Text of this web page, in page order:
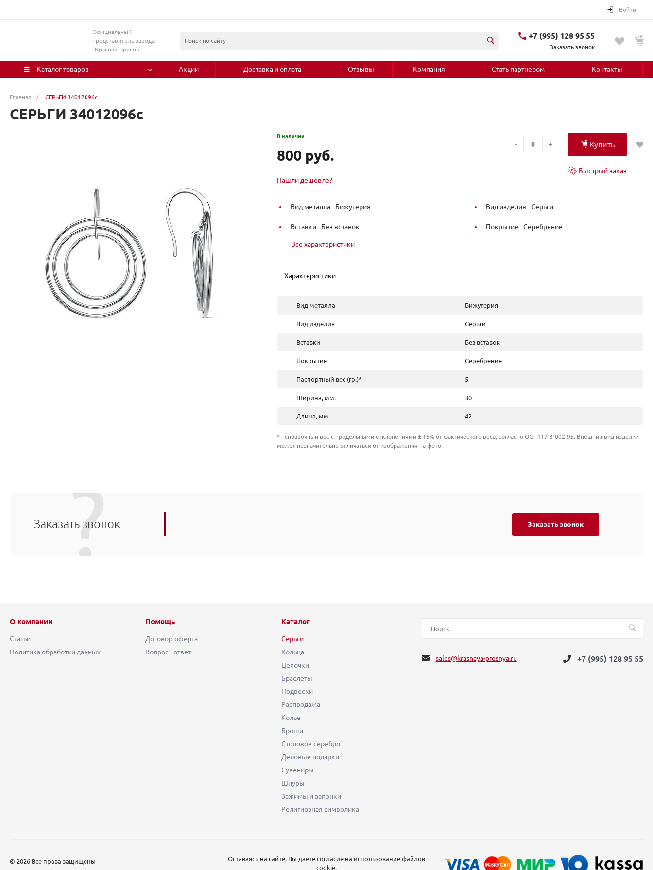
Войти
Официальный
представитель завода
"Красная Пресня"
+7 (995) 128 95 55
Заказать звонок
Каталог товаров Акции Доставка и оплата Отзывы Компания Стать партнером Контакты
Главная / СЕРЬГИ 34012096с
СЕРЬГИ 34012096с
В наличии
800 руб.
Нашли дешевле?
- + Купить
Быстрый заказ
Вид металла - Бижутерия Вид изделия -Серьги
Вставки - Без вставок Покрытие -Серебрение
Все характеристики
Характеристики
Вид металла Бижутерия
Вид изделия Серьги
Вставки Без вставок
Покрытие Серебрение
Паспортный вес (гр.)* 5
Ширина, мм. 30
Длина, мм. 42
* - справочный вес с предельными отклонениями ± 15% от фактического веса, согласно ОСТ 117-3-002-95. Внешний вид изделий
может незначительно отличаться от изображения на фото.
Заказать звонок Заказать звонок
О компании
Статьи
Политика обработки данных
Помощь
Договор-оферта
Вопрос - ответ
Каталог
Серьги
Кольца
Цепочки
Браслеты
Подвески
Распродажа
Колье
Броши
Столовое серебро
Деловые подарки
Сувениры
Шнуры
Зажимы и запонки
Религиозная символика
sales@krasnaya-presnya.ru +7 (995) 128 95 55
© 2026 Все права защищены
Оставаясь на сайте, Вы даете согласие на использование файлов
cookie.